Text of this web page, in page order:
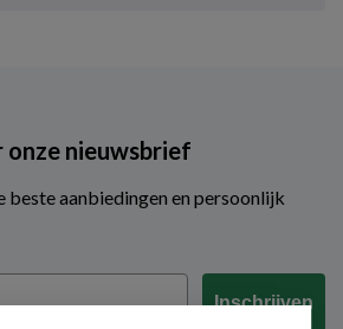
onze nieuwsbrief
beste aanbiedingen en persoonlijk
Inschrijven